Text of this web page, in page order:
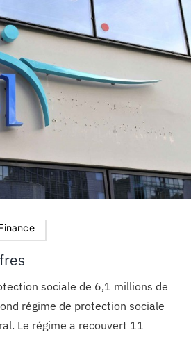
sociale de 6,1 millions de
régime de protection sociale
Le régime a recouvert 11